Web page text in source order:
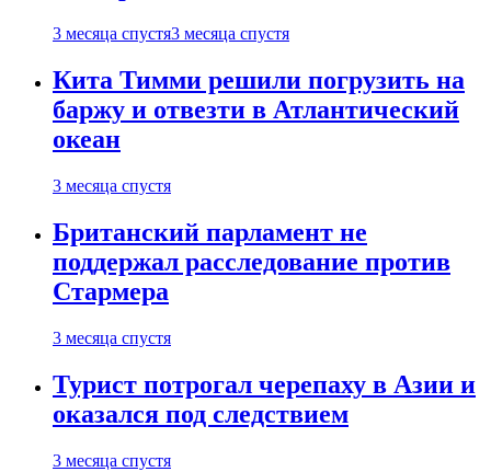
3 месяца спустя3 месяца спустя
Кита Тимми решили погрузить на
баржу и отвезти в Атлантический
океан
3 месяца спустя
Британский парламент не
поддержал расследование против
Стармера
3 месяца спустя
Турист потрогал черепаху в Азии и
оказался под следствием
3 месяца спустя